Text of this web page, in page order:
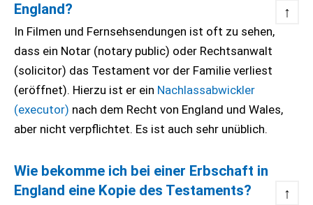
England?
↑
In Filmen und Fernsehsendungen ist oft zu sehen,
dass ein Notar (notary public) oder Rechtsanwalt
(solicitor) das Testament vor der Familie verliest
(eröffnet). Hierzu ist er ein Nachlassabwickler
(executor) nach dem Recht von England und Wales,
aber nicht verpflichtet. Es ist auch sehr unüblich.
Wie bekomme ich bei einer Erbschaft in
England eine Kopie des Testaments?
↑